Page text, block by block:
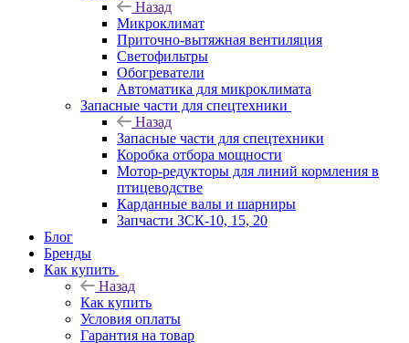
Назад
Микроклимат
Приточно-вытяжная вентиляция
Светофильтры
Обогреватели
Автоматика для микроклимата
Запасные части для спецтехники
Назад
Запасные части для спецтехники
Коробка отбора мощности
Мотор-редукторы для линий кормления в
птицеводстве
Карданные валы и шарниры
Запчасти ЗСК-10, 15, 20
Блог
Бренды
Как купить
Назад
Как купить
Условия оплаты
Гарантия на товар